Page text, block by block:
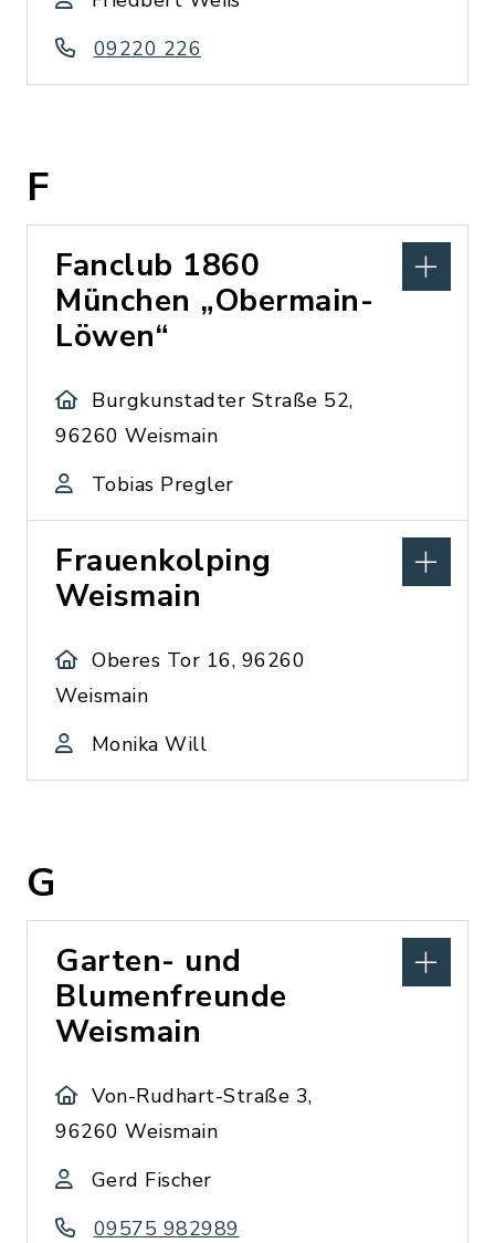
09220 226
F
Fanclub 1860
München „Obermain-
Löwen“
Burgkunstadter Straße 52,
96260 Weismain
Tobias Pregler
Frauenkolping
Weismain
Oberes Tor 16, 96260
Weismain
Monika Will
G
Garten- und
Blumenfreunde
Weismain
Von-Rudhart-Straße 3,
96260 Weismain
Gerd Fischer
09575 982989